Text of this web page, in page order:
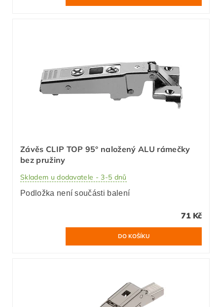
Závěs CLIP TOP 95° naložený ALU rámečky
bez pružiny
Skladem u dodavatele - 3-5 dnů
Podložka není součásti balení
71 Kč